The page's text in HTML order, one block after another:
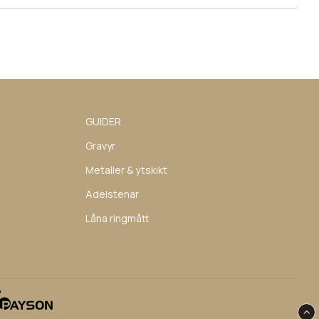
GUIDER
Gravyr
Metaller & ytskikt
Ädelstenar
Låna ringmått